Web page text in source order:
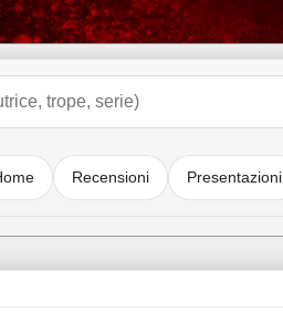
Recensioni Presentazioni